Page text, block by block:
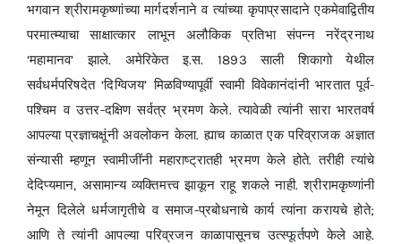
भगवान श्रीरामकृष्णांच्या मार्गदर्शनाने व त्यांच्या कृपाप्रसादाने एकमेवाद्वितीय
परमात्म्याचा साक्षात्कार लाभून अलौकिक प्रतिभा संपन्न नरेंद्रनाथ
‘महामानव’ झाले. अमेरिकेत इ.स. 1893 साली शिकागो येथील
सर्वधर्मपरिषदेत ‘दिग्विजय’ मिळविण्यापूर्वी स्वामी विवेकानंदांनी भारतात पूर्व-
पश्चिम व उत्तर-दक्षिण सर्वत्र भ्रमण केले. त्यावेळी त्यांनी सारा भारतवर्ष
आपल्या प्रज्ञाचक्षूंनी अवलोकन केला. ह्याच काळात एक परिव्राजक अज्ञात
संन्यासी म्हणून स्वामीजींनी महाराष्ट्रातही भ्रमण केले होते. तरीही त्यांचे
देदिप्यमान, असामान्य व्यक्तिमत्त्व झाकून राहू शकले नाही. श्रीरामकृष्णांनी
नेमून दिलेले धर्मजागृतीचे व समाज-प्रबोधनाचे कार्य त्यांना करायचे होते;
आणि ते त्यांनी आपल्या परिव्रजन काळापासूनच उत्स्फूर्तपणे केले आहे.